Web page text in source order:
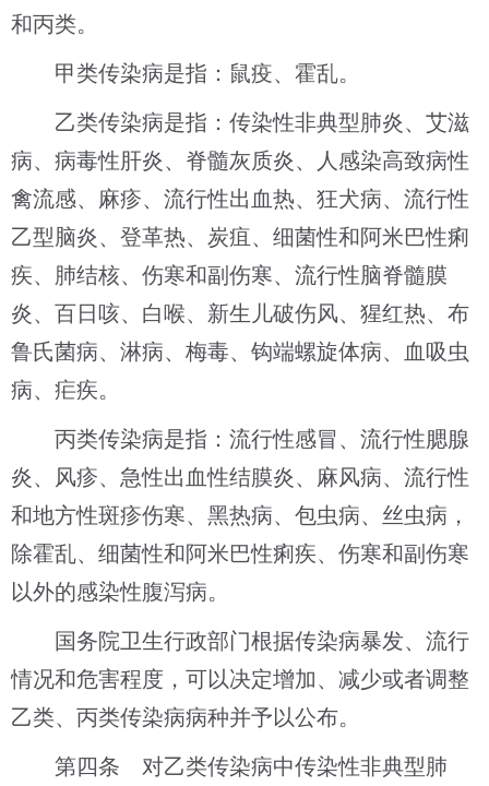
和丙类。
甲类传染病是指：鼠疫、霍乱。
乙类传染病是指：传染性非典型肺炎、艾滋
病、病毒性肝炎、脊髓灰质炎、人感染高致病性
禽流感、麻疹、流行性出血热、狂犬病、流行性
乙型脑炎、登革热、炭疽、细菌性和阿米巴性痢
疾、肺结核、伤寒和副伤寒、流行性脑脊髓膜
炎、百日咳、白喉、新生儿破伤风、猩红热、布
鲁氏菌病、淋病、梅毒、钩端螺旋体病、血吸虫
病、疟疾。
丙类传染病是指：流行性感冒、流行性腮腺
炎、风疹、急性出血性结膜炎、麻风病、流行性
和地方性斑疹伤寒、黑热病、包虫病、丝虫病，
除霍乱、细菌性和阿米巴性痢疾、伤寒和副伤寒
以外的感染性腹泻病。
国务院卫生行政部门根据传染病暴发、流行
情况和危害程度，可以决定增加、减少或者调整
乙类、丙类传染病病种并予以公布。
第四条 对乙类传染病中传染性非典型肺